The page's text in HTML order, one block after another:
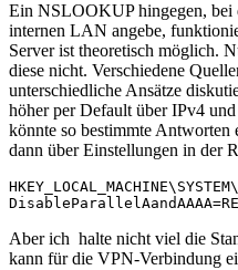
Ein NSLOOKUP hingegen, bei
internen LAN angebe,
Server ist theoretisch möglich.
diese nicht. Verschiedene
unterschiedliche Ansätze
höher per Default über IPv4
könnte so bestimmte Antworten
dann über Einstellungen in der
Aber ich halte nicht viel die
kann für die VPN-Verbindung